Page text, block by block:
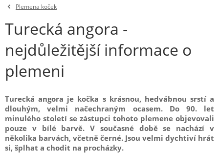
Plemena koček
Turecká angora -
nejdůležitější informace o
plemeni
Turecká angora je kočka s krásnou, hedvábnou srstí a
dlouhým, velmi načechraným ocasem. Do 90. let
minulého století se zástupci tohoto plemene objevovali
pouze v bílé barvě. V současné době se nachází v
několika barvách, včetně černé. Jsou velmi dychtiví hrát
si, šplhat a chodit na procházky.